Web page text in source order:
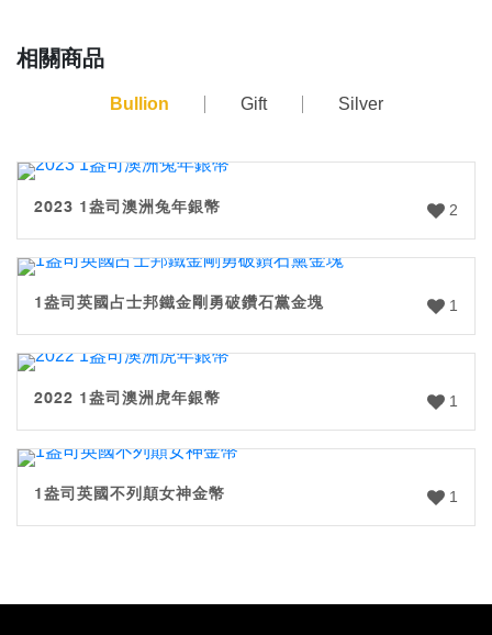
相關商品
Bullion Gift Silver
2
2023 1盎司澳洲兔年銀幣
1
1盎司英國占士邦鐵金剛勇破鑽石黨金塊
1
2022 1盎司澳洲虎年銀幣
1
1盎司英國不列顛女神金幣